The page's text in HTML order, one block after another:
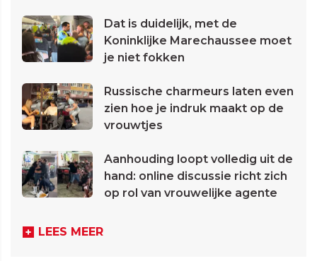
Dat is duidelijk, met de
Koninklijke Marechaussee moet
je niet fokken
Russische charmeurs laten even
zien hoe je indruk maakt op de
vrouwtjes
Aanhouding loopt volledig uit de
hand: online discussie richt zich
op rol van vrouwelijke agente
LEES MEER